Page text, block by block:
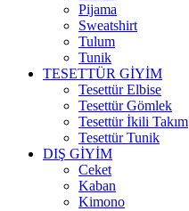
Pijama
Sweatshirt
Tulum
Tunik
TESETTÜR GİYİM
Tesettür Elbise
Tesettür Gömlek
Tesettür İkili Takım
Tesettür Tunik
DIŞ GİYİM
Ceket
Kaban
Kimono